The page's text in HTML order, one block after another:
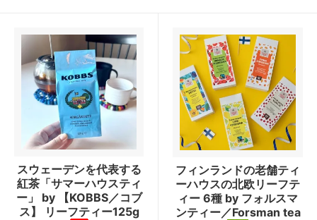
スウェーデンを代表する
紅茶「サマーハウスティ
ー」 by 【KOBBS／コブ
ス】 リーフティー125g
フィンランドの老舗ティ
ーハウスの北欧リーフテ
ィー 6種 by フォルスマ
ンティー／Forsman tea